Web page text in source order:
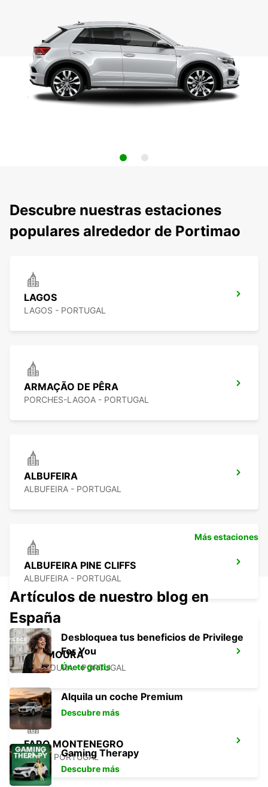
Descubre nuestras estaciones
populares alrededor de Portimao
LAGOS
LAGOS - PORTUGAL
ARMAÇÃO DE PÊRA
PORCHES-LAGOA - PORTUGAL
ALBUFEIRA
ALBUFEIRA - PORTUGAL
ALBUFEIRA PINE CLIFFS
ALBUFEIRA - PORTUGAL
VILAMOURA
VILAMOURA - PORTUGAL
FARO MONTENEGRO
FARO - PORTUGAL
Más estaciones
Artículos de nuestro blog en
España
Desbloquea tus beneficios de Privilege
For You
Únete gratis
Alquila un coche Premium
Descubre más
Gaming Therapy
Descubre más